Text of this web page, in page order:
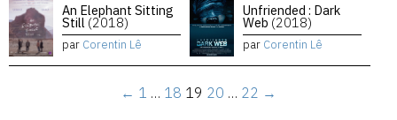
An Elephant Sitting
Still (2018)
par Corentin Lê
Unfriended : Dark
Web (2018)
par Corentin Lê
← 1 … 18 19 20 … 22 →